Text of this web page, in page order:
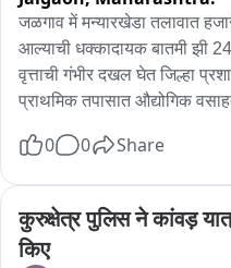
जळगाव में मन्यारखेडा तलावात
आल्याची धक्कादायक बातमी झी
वृत्ताची गंभीर दखल घेत जिल्हा
प्राथमिक तपासात औद्योगिक
अंदाज व्यक्त करण्यात आला आहे.
परिसरातील १५ उद्योगांना
संबंधित उद्योगांना त्यांच्या
सविस्तर खुलासा सादर
0 0 Share
कुरुक्षेत्र पुलिस ने कांवड़
किए